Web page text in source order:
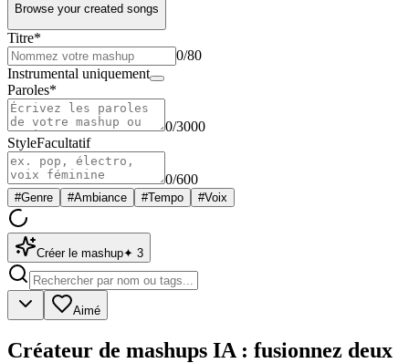
Browse your created songs
Titre*
0/80
Instrumental uniquement
Paroles*
0/3000
StyleFacultatif
0/600
#Genre #Ambiance #Tempo #Voix
Créer le mashup✦ 3
Aimé
Créateur de mashups IA : fusionnez deux